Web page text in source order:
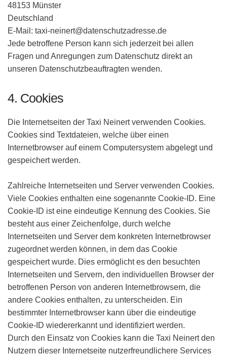
48153 Münster
Deutschland
E-Mail: taxi-neinert@datenschutzadresse.de
Jede betroffene Person kann sich jederzeit bei allen
Fragen und Anregungen zum Datenschutz direkt an
unseren Datenschutzbeauftragten wenden.
4. Cookies
Die Internetseiten der Taxi Neinert verwenden Cookies.
Cookies sind Textdateien, welche über einen
Internetbrowser auf einem Computersystem abgelegt und
gespeichert werden.
Zahlreiche Internetseiten und Server verwenden Cookies.
Viele Cookies enthalten eine sogenannte Cookie-ID. Eine
Cookie-ID ist eine eindeutige Kennung des Cookies. Sie
besteht aus einer Zeichenfolge, durch welche
Internetseiten und Server dem konkreten Internetbrowser
zugeordnet werden können, in dem das Cookie
gespeichert wurde. Dies ermöglicht es den besuchten
Internetseiten und Servern, den individuellen Browser der
betroffenen Person von anderen Internetbrowsern, die
andere Cookies enthalten, zu unterscheiden. Ein
bestimmter Internetbrowser kann über die eindeutige
Cookie-ID wiedererkannt und identifiziert werden.
Durch den Einsatz von Cookies kann die Taxi Neinert den
Nutzern dieser Internetseite nutzerfreundlichere Services